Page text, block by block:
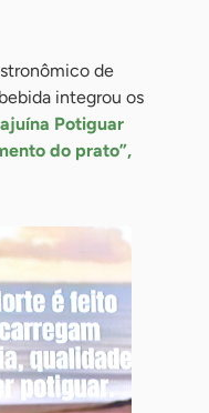
de
integrou os
Potiguar
do prato”,